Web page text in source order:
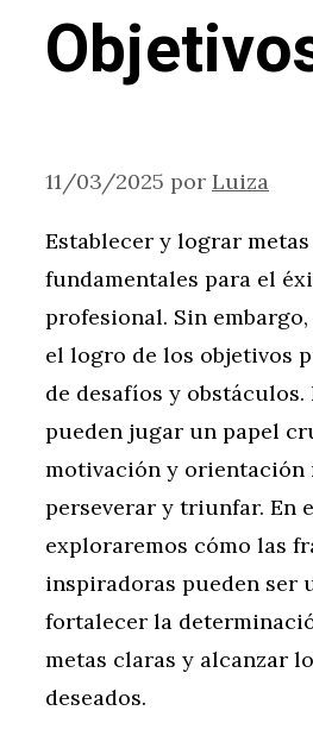
11/03/2025 por Luiza
Establecer y lograr
fundamentales para el
profesional. Sin
el logro de los objetivos
de desafíos y obstáculos.
pueden jugar un papel
motivación y orientación
perseverar y triunfar. En
exploraremos cómo las
inspiradoras pueden ser
fortalecer la
metas claras y alcanzar
deseados.